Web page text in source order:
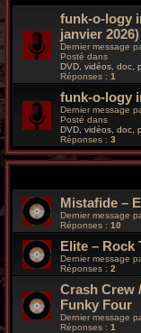
funk-o-logy
janvier 2026)
Dernier message
Posté dans
DVD, vidéos, doc,
Réponses : 1
funk-o-logy
Dernier message
Posté dans
DVD, vidéos, doc,
Réponses : 3
Mistafide –
Dernier message
Réponses : 10
Elite – Rock
Dernier message
Réponses : 2
Crash Crew
Funky Four
Dernier message
Réponses : 1